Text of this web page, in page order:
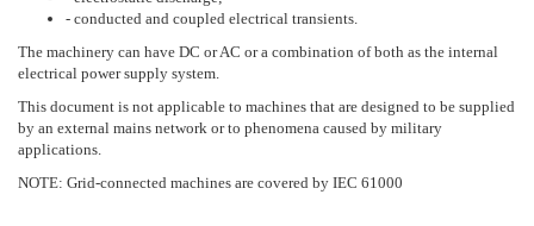
- conducted and coupled electrical transients.
The machinery can have DC or AC or a combination of both as the internal
electrical power supply system.
This document is not applicable to machines that are designed to be supplied
by an external mains network or to phenomena caused by military
applications.
NOTE: Grid-connected machines are covered by IEC 61000